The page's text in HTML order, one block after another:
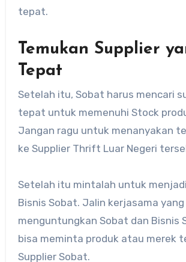
tepat.
Temukan Supplier
Tepat
Setelah itu, Sobat harus mencari
tepat untuk memenuhi Stock
Jangan ragu untuk menanyakan
ke Supplier Thrift Luar Negeri
Setelah itu mintalah untuk
Bisnis Sobat. Jalin kerjasama
menguntungkan Sobat dan Bisnis
bisa meminta produk atau merek
Supplier Sobat.